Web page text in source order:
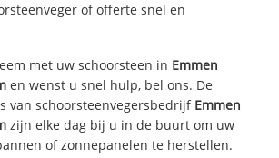
of offerte snel en
met uw schoorsteen in Emmen
en wenst u snel hulp, bel ons. De
van schoorsteenvegersbedrijf Emmen
zijn elke dag bij u in de buurt om uw
of zonnepanelen te herstellen.